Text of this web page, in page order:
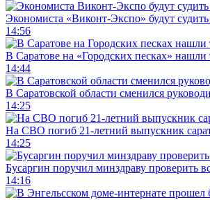
Экономиста «Виконт-Экспо» будут
14:56
В Саратове на «Городских песках»
14:44
В Саратовской области сменился
14:25
На СВО погиб 21-летний выпускник
14:25
Бусаргин поручил минздраву проверить
14:16